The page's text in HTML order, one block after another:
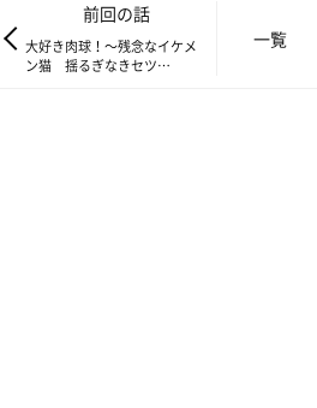
おかしいな。
猫って、可愛いを知り尽くしたスペ
前回の話
大好き肉球！～残念なイケメ
ン猫 揺るぎなきセツ
一覧